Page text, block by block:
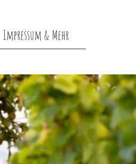
Impressum & Mehr